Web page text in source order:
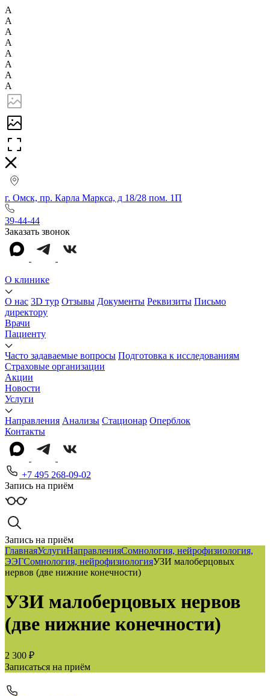
А
А
А
А
А
А
А
А
г. Омск, пр. Карла Маркса, д 18/28 пом. 1П
39-44-44
Заказать звонок
О клинике
О нас 3D тур Отзывы Документы Реквизиты Письмо
директору
Врачи
Пациенту
Часто задаваемые вопросы Подготовка к исследованиям
Страховые организации
Акции
Новости
Услуги
Направления Анализы Стационар Оперблок
Контакты
+7 495 268-09-02
Запись на приём
Запись на приём
ГлавнаяУслугиНаправленияСомнология, нейрофизиология,
ЭЭГСомнология, нейрофизиологияУЗИ малоберцовых
нервов (две нижние конечности)
УЗИ малоберцовых нервов
(две нижние конечности)
2 300 ₽
Записаться на приём